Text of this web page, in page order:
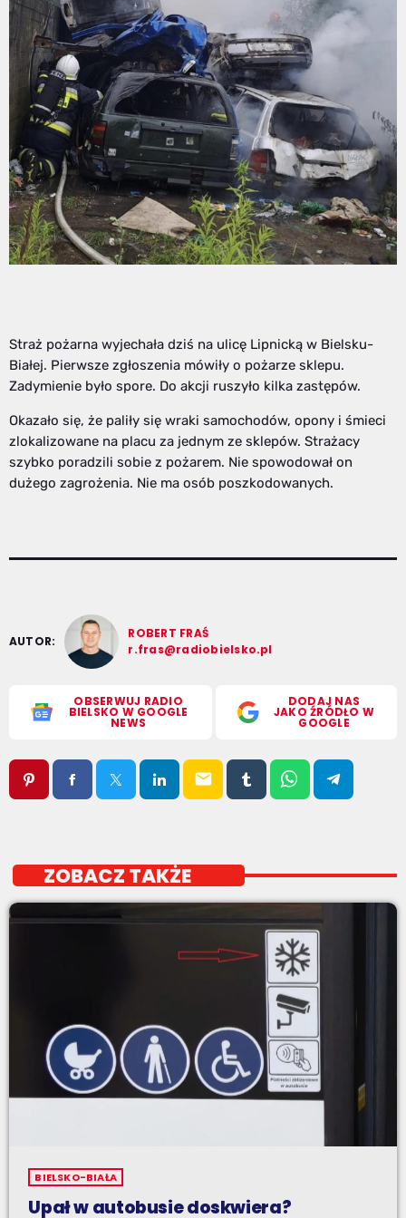
Straż pożarna wyjechała dziś na ulicę Lipnicką w Bielsku-
Białej. Pierwsze zgłoszenia mówiły o pożarze sklepu.
Zadymienie było spore. Do akcji ruszyło kilka zastępów.
Okazało się, że paliły się wraki samochodów, opony i śmieci
zlokalizowane na placu za jednym ze sklepów. Strażacy
szybko poradzili sobie z pożarem. Nie spowodował on
dużego zagrożenia. Nie ma osób poszkodowanych.
AUTOR:
ROBERT FRAŚ
r.fras@radiobielsko.pl
OBSERWUJ RADIO
BIELSKO W GOOGLE
NEWS
DODAJ NAS
JAKO ŹRÓDŁO W
GOOGLE
email
ZOBACZ TAKŻE
BIELSKO-BIAŁA
Upał w autobusie doskwiera?